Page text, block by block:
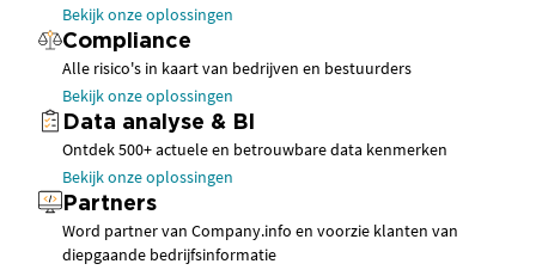
Bekijk onze oplossingen
Compliance
Alle risico's in kaart van bedrijven en bestuurders
Bekijk onze oplossingen
Data analyse & BI
Ontdek 500+ actuele en betrouwbare data kenmerken
Bekijk onze oplossingen
Partners
Word partner van Company.info en voorzie klanten van
diepgaande bedrijfsinformatie